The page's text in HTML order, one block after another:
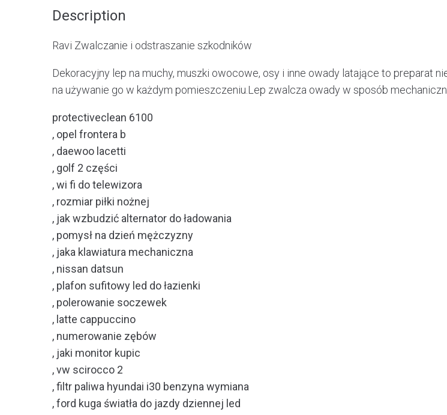
Description
Ravi Zwalczanie i odstraszanie szkodników
Dekoracyjny lep na muchy, muszki owocowe, osy i inne owady latające to preparat
na używanie go w każdym pomieszczeniu.Lep zwalcza owady w sposób
protectiveclean 6100
, opel frontera b
, daewoo lacetti
, golf 2 części
, wi fi do telewizora
, rozmiar piłki nożnej
, jak wzbudzić alternator do ładowania
, pomysł na dzień mężczyzny
, jaka klawiatura mechaniczna
, nissan datsun
, plafon sufitowy led do łazienki
, polerowanie soczewek
, latte cappuccino
, numerowanie zębów
, jaki monitor kupic
, vw scirocco 2
, filtr paliwa hyundai i30 benzyna wymiana
, ford kuga światła do jazdy dziennej led